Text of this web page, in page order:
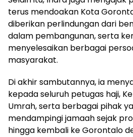
terus mendoakan Kota
diberikan perlindungan dari
dalam pembangunan, serta
menyelesaikan berbagai
masyarakat.‎‎
Di akhir sambutannya, ia
kepada seluruh petugas haji,
Umrah, serta berbagai pihak
mendampingi jamaah sejak
hingga kembali ke Gorontalo